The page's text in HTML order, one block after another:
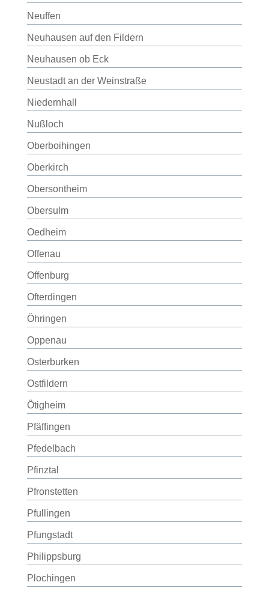
Neuffen
Neuhausen auf den Fildern
Neuhausen ob Eck
Neustadt an der Weinstraße
Niedernhall
Nußloch
Oberboihingen
Oberkirch
Obersontheim
Obersulm
Oedheim
Offenau
Offenburg
Ofterdingen
Öhringen
Oppenau
Osterburken
Ostfildern
Ötigheim
Pfäffingen
Pfedelbach
Pfinztal
Pfronstetten
Pfullingen
Pfungstadt
Philippsburg
Plochingen